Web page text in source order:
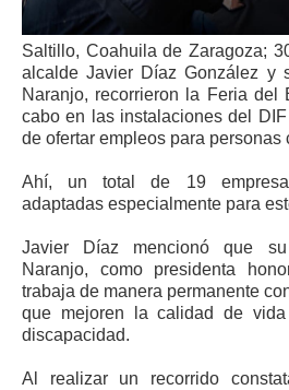
Saltillo, Coahuila de Zaragoza;
alcalde Javier Díaz González y
Naranjo, recorrieron la Feria del
cabo en las instalaciones del
de ofertar empleos para personas
Ahí, un total de 19
adaptadas especialmente para
Javier Díaz mencionó que
Naranjo, como presidenta
trabaja de manera permanente
que mejoren la calidad de
discapacidad.
Al realizar un recorrido